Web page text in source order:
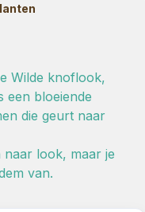
Wilde knoflook,
een bloeiende
die geurt naar
naar look, maar je
van.